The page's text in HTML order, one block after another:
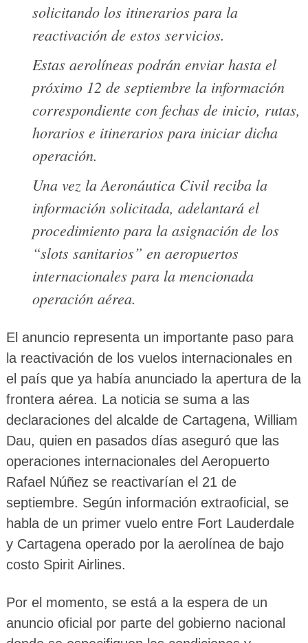
solicitando los itinerarios para la
reactivación de estos servicios.
Estas aerolíneas podrán enviar hasta el
próximo 12 de septiembre la información
correspondiente con fechas de inicio, rutas,
horarios e itinerarios para iniciar dicha
operación.
Una vez la Aeronáutica Civil reciba la
información solicitada, adelantará el
procedimiento para la asignación de los
“slots sanitarios” en aeropuertos
internacionales para la mencionada
operación aérea.
El anuncio representa un importante paso para
la reactivación de los vuelos internacionales en
el país que ya había anunciado la apertura de la
frontera aérea. La noticia se suma a las
declaraciones del alcalde de Cartagena, William
Dau, quien en pasados días aseguró que las
operaciones internacionales del Aeropuerto
Rafael Núñez se reactivarían el 21 de
septiembre. Según información extraoficial, se
habla de un primer vuelo entre Fort Lauderdale
y Cartagena operado por la aerolínea de bajo
costo Spirit Airlines.
Por el momento, se está a la espera de un
anuncio oficial por parte del gobierno nacional